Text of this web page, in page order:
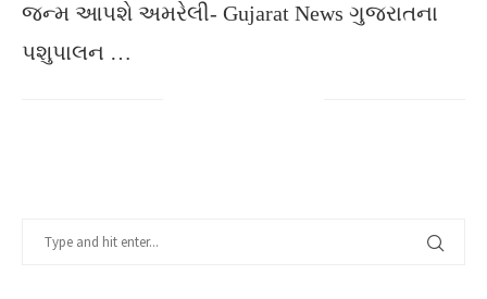
જન્મ આપશે અમરેલી- Gujarat News ગુજરાતના
પશુપાલન …